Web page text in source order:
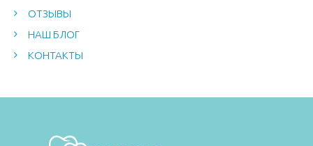
ОТЗЫВЫ
НАШ БЛОГ
КОНТАКТЫ